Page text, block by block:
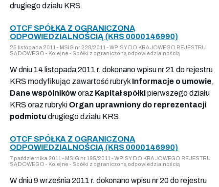
drugiego działu KRS.
OTCF SPÓŁKA Z OGRANICZONĄ
ODPOWIEDZIALNOŚCIĄ (KRS 0000146990)
25 listopada 2011 - MSiG nr 228/2011 - WPISY DO KRAJOWEGO REJESTRU
SĄDOWEGO - Kolejne - Spółki z ograniczoną odpowiedzialnością
W dniu 14 listopada 2011 r. dokonano wpisu nr 21 do rejestru
KRS modyfikując zawartość rubryk Informacje o umowie,
Dane wspólnikóworaz Kapitał spółkipierwszego działu
KRS oraz rubryki Organ uprawniony do reprezentacji
podmiotu drugiego działu KRS.
OTCF SPÓŁKA Z OGRANICZONĄ
ODPOWIEDZIALNOŚCIĄ (KRS 0000146990)
7 października 2011 - MSiG nr 195/2011 - WPISY DO KRAJOWEGO REJESTRU
SĄDOWEGO - Kolejne - Spółki z ograniczoną odpowiedzialnością
W dniu 9 września 2011 r. dokonano wpisu nr 20 do rejestru